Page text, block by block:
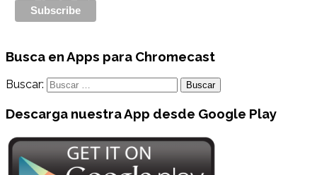
Busca en Apps para Chromecast
Buscar:
Descarga nuestra App desde Google Play